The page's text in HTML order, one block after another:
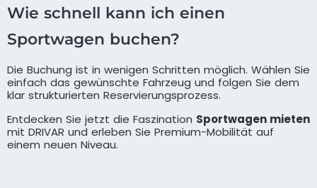
Wie schnell kann ich einen
Sportwagen buchen?
Die Buchung ist in wenigen Schritten möglich. Wählen Sie
einfach das gewünschte Fahrzeug und folgen Sie dem
klar strukturierten Reservierungsprozess.
Entdecken Sie jetzt die Faszination Sportwagen mieten
mit DRIVAR und erleben Sie Premium-Mobilität auf
einem neuen Niveau.